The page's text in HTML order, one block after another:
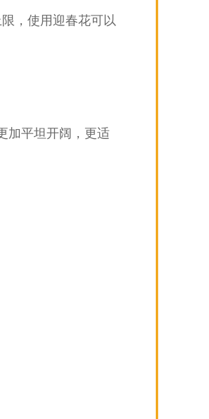
，使用迎春花可以
加平坦开阔，更适